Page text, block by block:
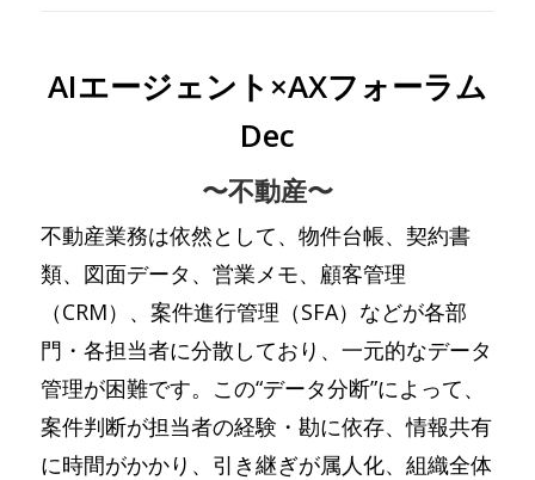
AIエージェント×AXフォーラム
Dec
〜不動産〜
不動産業務は依然として、物件台帳、契約書
類、図面データ、営業メモ、顧客管理
（CRM）、案件進行管理（SFA）などが各部
門・各担当者に分散しており、一元的なデータ
管理が困難です。この“データ分断”によって、
案件判断が担当者の経験・勘に依存、情報共有
に時間がかかり、引き継ぎが属人化、組織全体